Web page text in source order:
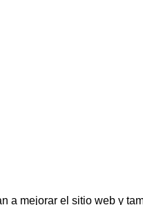
a mejorar el sitio web y